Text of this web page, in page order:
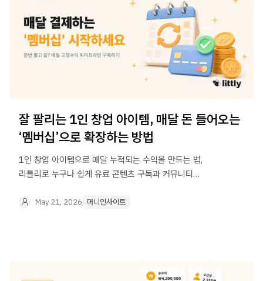
잘 팔리는 1인 창업 아이템, 매달 돈 들어오는
‘멤버십’으로 확장하는 방법
1인 창업 아이템으로 매달 누적되는 수익을 만드는 법,
리틀리로 누구나 쉽게 유료 콘텐츠 구독과 커뮤니티
구축하는 법을 알려드립니다
May 21, 2026 머니인사이트